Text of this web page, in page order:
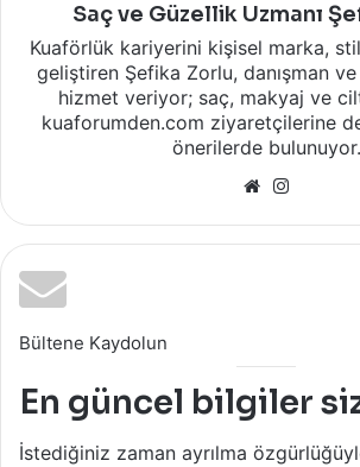
Saç ve Güzellik Uzmanı
Kuaförlük kariyerini kişisel marka,
geliştiren Şefika Zorlu, danışman
hizmet veriyor; saç, makyaj ve
kuaforumden.com ziyaretçilerine
önerilerde bulunuyor.
Web
Bültene Kaydolun
En güncel bilgiler
İstediğiniz zaman ayrılma